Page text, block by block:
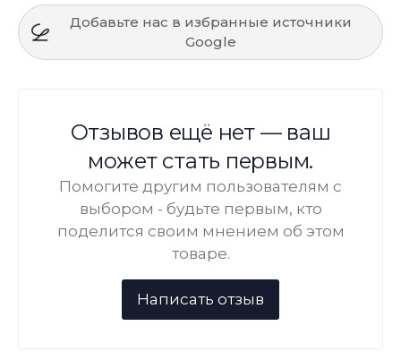
Добавьте нас в избранные источники
Google
Отзывов ещё нет — ваш
может стать первым.
Помогите другим пользователям с
выбором - будьте первым, кто
поделится своим мнением об этом
товаре.